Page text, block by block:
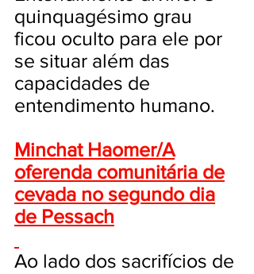
quinquagésimo grau
ficou oculto para ele por
se situar além das
capacidades de
entendimento humano.
Minchat Haomer/A
oferenda comunitária de
cevada no segundo dia
de Pessach
Ao lado dos sacrifícios de